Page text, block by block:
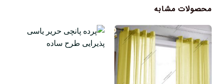
محصولات مشابه